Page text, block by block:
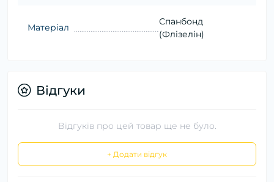
Матеріал
Спанбонд
(Флізелін)
Відгуки
Відгуків про цей товар ще не було.
+ Додати відгук